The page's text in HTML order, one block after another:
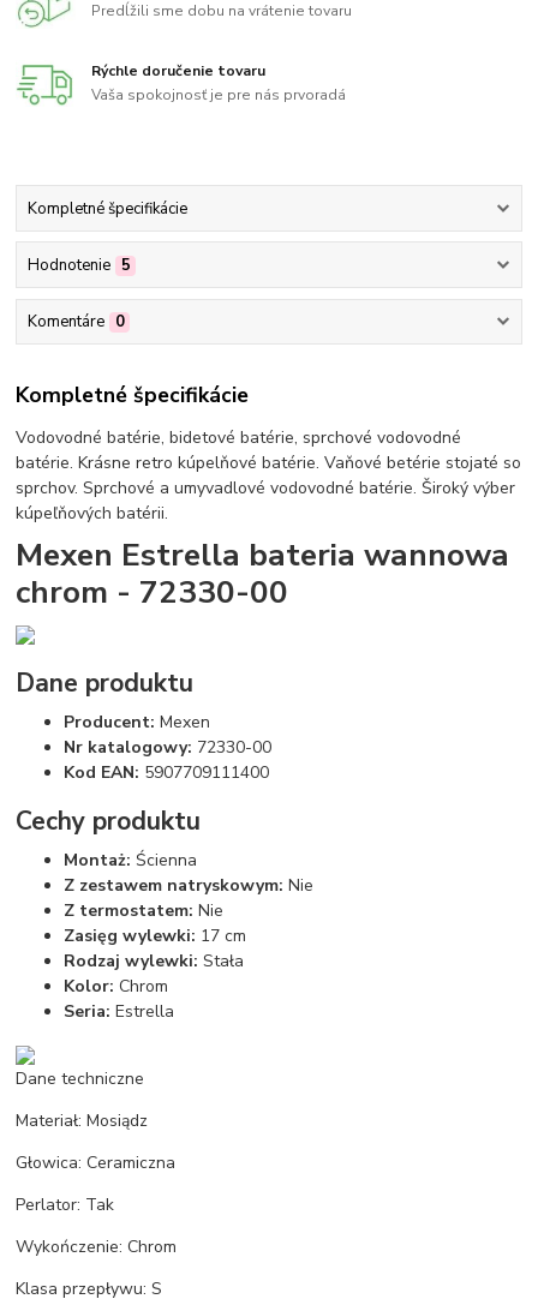
Predĺžili sme dobu na vrátenie tovaru
Rýchle doručenie tovaru
Vaša spokojnosť je pre nás prvoradá
Kompletné špecifikácie
Hodnotenie 5
Komentáre 0
Kompletné špecifikácie
Vodovodné batérie, bidetové batérie, sprchové vodovodné
batérie. Krásne retro kúpelňové batérie. Vaňové betérie stojaté so
sprchov. Sprchové a umyvadlové vodovodné batérie. Široký výber
kúpeľňových batérii.
Mexen Estrella bateria wannowa
chrom - 72330-00
Dane produktu
Producent: Mexen
Nr katalogowy: 72330-00
Kod EAN: 5907709111400
Cechy produktu
Montaż: Ścienna
Z zestawem natryskowym: Nie
Z termostatem: Nie
Zasięg wylewki: 17 cm
Rodzaj wylewki: Stała
Kolor: Chrom
Seria: Estrella
Dane techniczne
Materiał: Mosiądz
Głowica: Ceramiczna
Perlator: Tak
Wykończenie: Chrom
Klasa przepływu: S